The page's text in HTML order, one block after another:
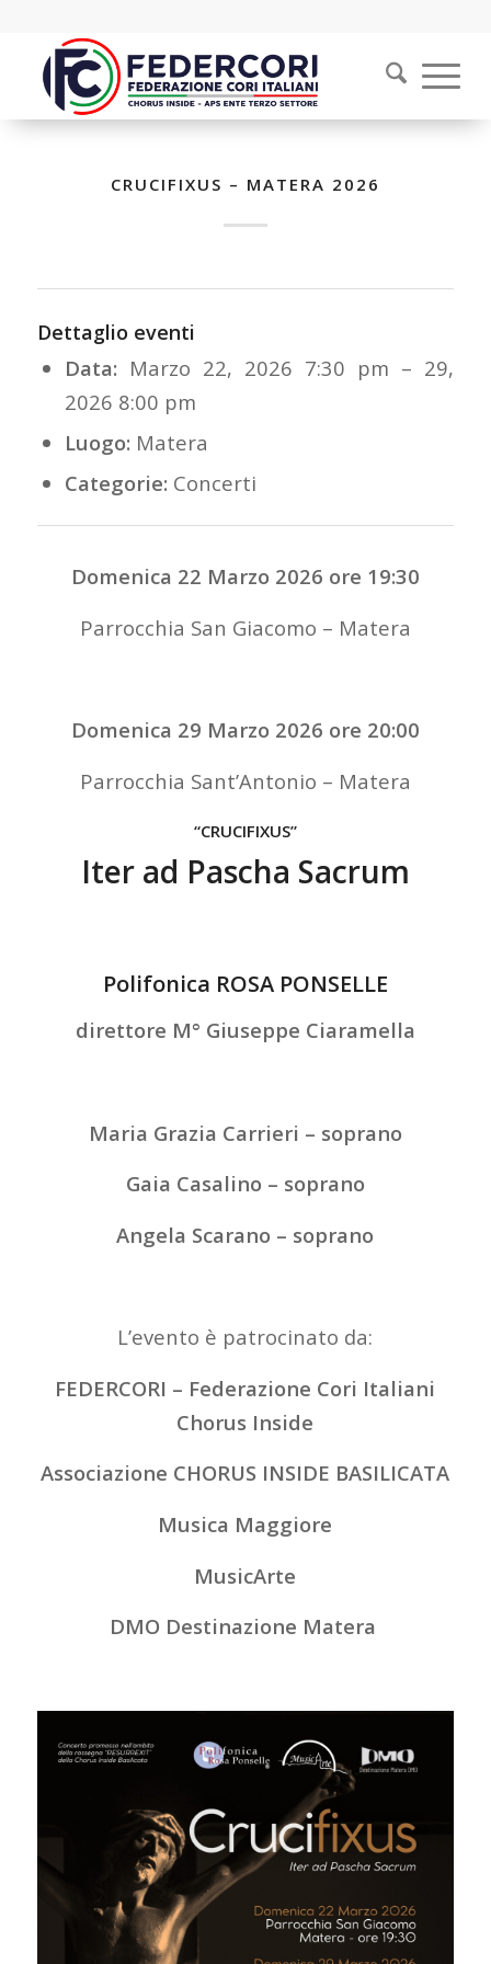
CRUCIFIXUS – MATERA 2026
Dettaglio eventi
Data: Marzo 22, 2026 7:30 pm – 29,
2026 8:00 pm
Luogo: Matera
Categorie: Concerti
Domenica 22 Marzo 2026 ore 19:30
Parrocchia San Giacomo – Matera
Domenica 29 Marzo 2026 ore 20:00
Parrocchia Sant’Antonio – Matera
“CRUCIFIXUS”
Iter ad Pascha Sacrum
Polifonica ROSA PONSELLE
direttore M° Giuseppe Ciaramella
Maria Grazia Carrieri – soprano
Gaia Casalino – soprano
Angela Scarano – soprano
L’evento è patrocinato da:
FEDERCORI – Federazione Cori Italiani
Chorus Inside
Associazione CHORUS INSIDE BASILICATA
Musica Maggiore
MusicArte
DMO Destinazione Matera